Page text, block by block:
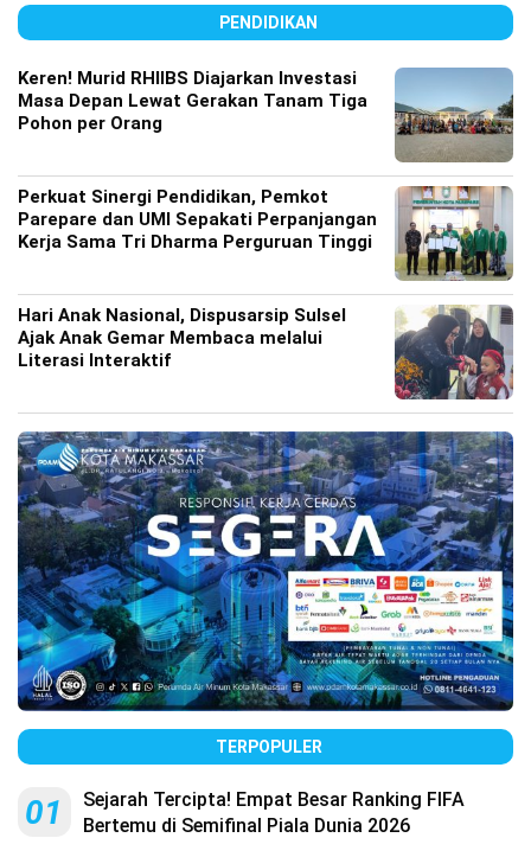
PENDIDIKAN
Keren! Murid RHIIBS Diajarkan Investasi
Masa Depan Lewat Gerakan Tanam Tiga
Pohon per Orang
Perkuat Sinergi Pendidikan, Pemkot
Parepare dan UMI Sepakati Perpanjangan
Kerja Sama Tri Dharma Perguruan Tinggi
Hari Anak Nasional, Dispusarsip Sulsel
Ajak Anak Gemar Membaca melalui
Literasi Interaktif
TERPOPULER
01
Sejarah Tercipta! Empat Besar Ranking FIFA
Bertemu di Semifinal Piala Dunia 2026